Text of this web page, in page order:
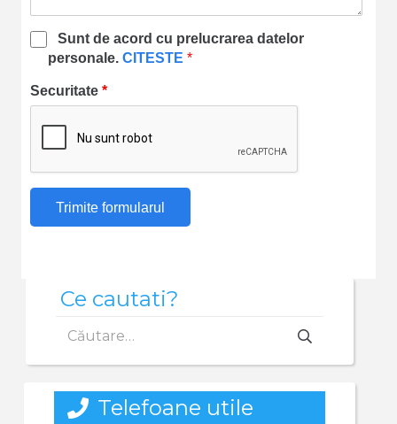
Sunt de acord cu prelucrarea datelor
personale. CITESTE *
Securitate *
Ce cautati?
după:
Telefoane utile